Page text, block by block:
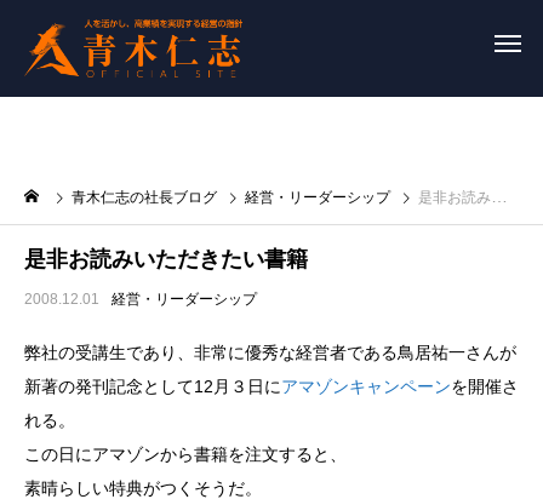
青木仁志の社長ブログ 経営・リーダーシップ 是非お読みいただきたい書籍
是非お読みいただきたい書籍
2008.12.01 経営・リーダーシップ
弊社の受講生であり、非常に優秀な経営者である鳥居祐一さんが
新著の発刊記念として12月３日にアマゾンキャンペーンを開催さ
れる。
この日にアマゾンから書籍を注文すると、
素晴らしい特典がつくそうだ。